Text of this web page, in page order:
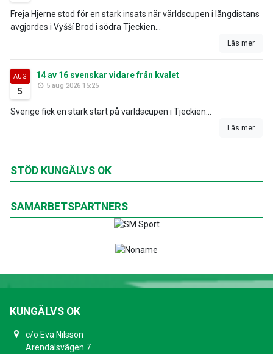
Freja Hjerne stod för en stark insats när världscupen i långdistans
avgjordes i Vyšší Brod i södra Tjeckien...
Läs mer
AUG
5
14 av 16 svenskar vidare från kvalet
5 aug 2026 15:25
Sverige fick en stark start på världscupen i Tjeckien...
Läs mer
STÖD KUNGÄLVS OK
SAMARBETSPARTNERS
KUNGÄLVS OK
c/o Eva Nilsson
Arendalsvãgen 7